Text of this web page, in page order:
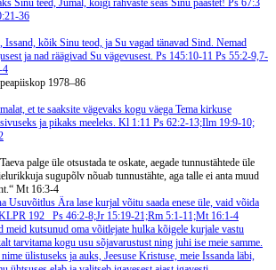
Sinu teed, Jumal, kõigi rahvaste seas Sinu päästet! Ps 67:3
36
Issand, kõik Sinu teod, ja Su vagad tänavad Sind. Nemad
ja nad räägivad Su vägevusest. Ps 145:10-11 Ps 55:2-9,7-
4
1978–86
et te saaksite vägevaks kogu väega Tema kirkuse
ja pikaks meeleks. Kl 1:11 Ps 62:2-13;Ilm 19:9-10;
palge üle otsustada te oskate, aegade tunnustähtede üle
sugupõlv nõuab tunnustähte, aga talle ei anta muud
Mt 16:3-4
Usuvõitlus Ära lase kurjal võitu saada enese üle, vaid võida
192
Ps 46:2-8;Jr 15:19-21;Rm 5:1-11;Mt 16:1-4
meid kutsunud oma võitlejate hulka kõigele kurjale vastu
tarvitama kogu usu sõjavarustust ning juhi ise meie samme.
ülistuseks ja auks, Jeesuse Kristuse, meie Issanda läbi,